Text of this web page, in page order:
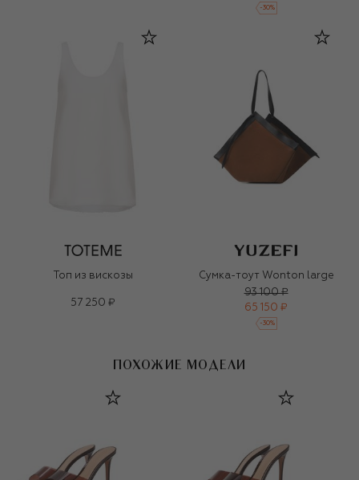
-30%
Топ из вискозы
57 250 ₽
Сумка-тоут Wonton large
93 100 ₽
65 150 ₽
-30%
ПОХОЖИЕ МОДЕЛИ